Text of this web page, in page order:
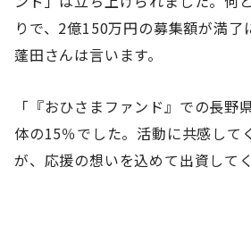
りで、2億150万円の募集額が満了
蓬田さんは言います。
「『おひさまファンド』での長野
体の15％でした。活動に共感して
が、応援の想いを込めて出資して